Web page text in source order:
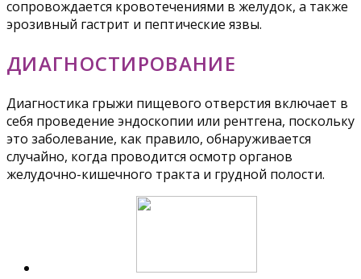
сопровождается кровотечениями в желудок, а также
эрозивный гастрит и пептические язвы.
ДИАГНОСТИРОВАНИЕ
Диагностика грыжи пищевого отверстия включает в
себя проведение эндоскопии или рентгена, поскольку
это заболевание, как правило, обнаруживается
случайно, когда проводится осмотр органов
желудочно-кишечного тракта и грудной полости.